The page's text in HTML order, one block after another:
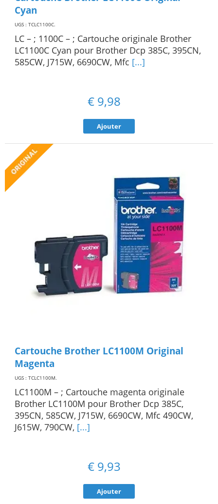
Cyan
UGS : TCLC1100C.
LC – ; 1100C – ; Cartouche originale Brother
LC1100C Cyan pour Brother Dcp 385C, 395CN,
585CW, J715W, 6690CW, Mfc [...]
€ 9,98
Ajouter
Cartouche Brother LC1100M Original
Magenta
UGS : TCLC1100M.
LC1100M – ; Cartouche magenta originale
Brother LC1100M pour Brother Dcp 385C,
395CN, 585CW, J715W, 6690CW, Mfc 490CW,
J615W, 790CW, [...]
€ 9,93
Ajouter